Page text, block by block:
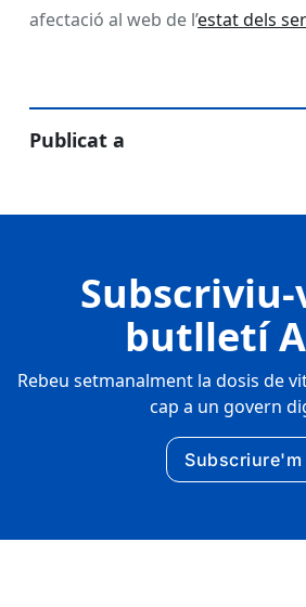
afectació al web de l’estat dels
Publicat a
Subscriviu-
butlletí
Rebeu setmanalment la dosis de
cap a un govern
Subscriure'm